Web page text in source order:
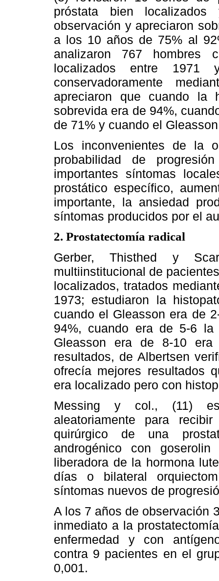
próstata bien
observación y apreciaron
a los 10 años de 75% al
analizaron 767 hombres
localizados entre
conservadoramente
apreciaron que cuando la
sobrevida era de 94%,
de 71% y cuando el
Los inconvenientes de la
probabilidad de
importantes síntomas
prostático específico,
importante, la ansiedad
síntomas producidos por el
2. Prostatectomía radical
Gerber, Thisthed y
multiinstitucional de
localizados, tratados
1973; estudiaron la
cuando el Gleasson era de
94%, cuando era de 5-6
Gleasson era de 8-10
resultados, de Albertsen
ofrecía mejores resultados
era localizado pero con
Messing y col., (11)
aleatoriamente para
quirúrgico de una
androgénico con
liberadora de la hormona
días o bilateral
síntomas nuevos de
A los 7 años de observación
inmediato a la
enfermedad y con
contra 9 pacientes en el
0,001.